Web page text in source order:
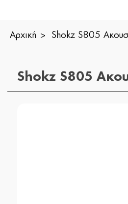
Αρχική Shokz S805
Shokz S805